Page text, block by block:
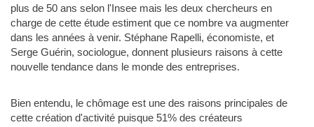
plus de 50 ans selon l'Insee mais les deux chercheurs en
charge de cette étude estiment que ce nombre va augmenter
dans les années à venir. Stéphane Rapelli, économiste, et
Serge Guérin, sociologue, donnent plusieurs raisons à cette
nouvelle tendance dans le monde des entreprises.
Bien entendu, le chômage est une des raisons principales de
cette création d'activité puisque 51% des créateurs